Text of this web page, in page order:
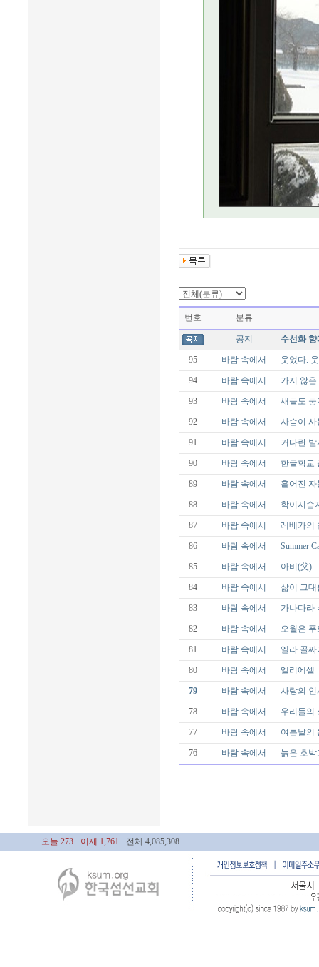
번호 분류
공지 수선화
95 바람 속에서 웃었다.
94 바람 속에서 가지 않은
93 바람 속에서 새들도
92 바람 속에서 사슴이 사
91 바람 속에서 커다란 발
90 바람 속에서 한글학교
89 바람 속에서 흩어진
88 바람 속에서 학이시습
87 바람 속에서 레베카의
86 바람 속에서 Summer
85 바람 속에서 아비(父)
84 바람 속에서 삶이 그대
83 바람 속에서 가나다라
82 바람 속에서 오월은 푸
81 바람 속에서 엘라 골짜
80 바람 속에서 엘리에셀
79 바람 속에서 사랑의 인
78 바람 속에서 우리들의
77 바람 속에서 여름날의
76 바람 속에서 늙은 호박
오늘 273 · 어제 1,761 · 전체 4,085,308